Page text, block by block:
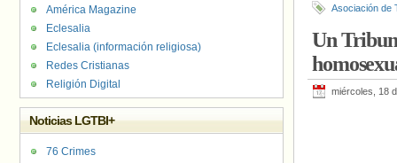
Asociación de
Un
miércoles, 18
América Magazine
Eclesalia
Eclesalia (información religiosa)
Redes Cristianas
Religión Digital
Noticias LGTBI+
76 Crimes